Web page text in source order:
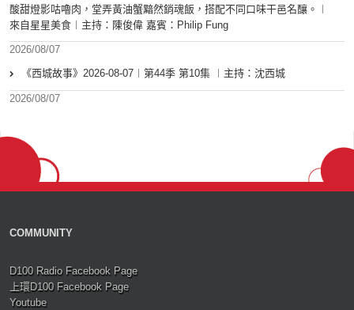
酸甜燈影咕嚕肉，堂弄黃油蟹黯然銷魂飯，搭配不同口味干邑名釀。︱
來自星星美食︱主持：陳俊偉 嘉賓：Philip Fung
2026/08/07
《西城故事》2026-08-07︱第44季 第10集 ︱主持：沈西城
2026/08/07
COMMUNITY
D100 Radio Facebook Page
上環D100 Facebook Page
Youtube